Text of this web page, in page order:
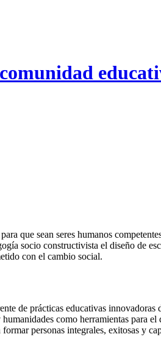
que sean seres humanos
socio constructivista el diseño de
con el cambio social.
de prácticas educativas
como herramientas para
personas integrales, exitosas y